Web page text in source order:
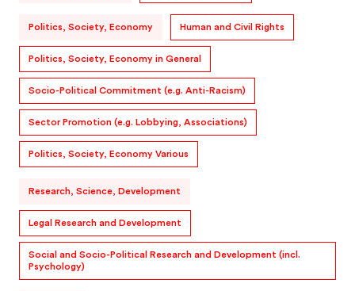
Politics, Society, Economy Human and Civil Rights
Politics, Society, Economy in General
Socio-Political Commitment (e.g. Anti-Racism)
Sector Promotion (e.g. Lobbying, Associations)
Politics, Society, Economy Various
Research, Science, Development
Legal Research and Development
Social and Socio-Political Research and Development (incl.
Psychology)